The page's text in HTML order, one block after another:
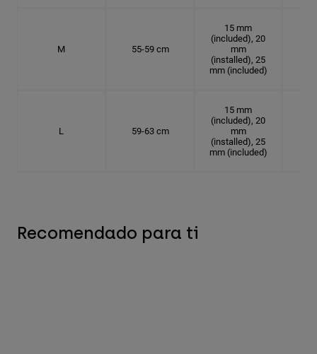
M 55-59 cm
15 mm
(included), 20
mm
(installed), 25
mm (included)
L 59-63 cm
15 mm
(included), 20
mm
(installed), 25
mm (included)
Recomendado para ti